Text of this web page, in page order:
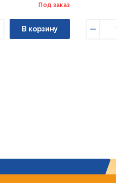
Под заказ
Увеличить
В корзину